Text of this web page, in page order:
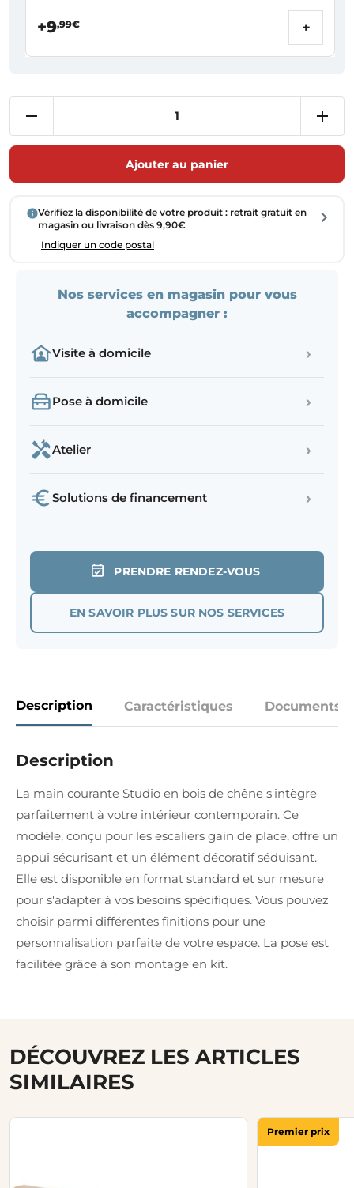
+9,99€ +
Ajouter au panier
Vérifiez la disponibilité de votre produit : retrait gratuit en
magasin ou livraison dès 9,90€
Indiquer un code postal
Nos services en magasin pour vous
accompagner :
Visite à domicile ›
Pose à domicile ›
Atelier ›
Solutions de financement ›
PRENDRE RENDEZ-VOUS
EN SAVOIR PLUS SUR NOS SERVICES
Description Caractéristiques Documents
Description
La main courante Studio en bois de chêne s'intègre
parfaitement à votre intérieur contemporain. Ce
modèle, conçu pour les escaliers gain de place, offre un
appui sécurisant et un élément décoratif séduisant.
Elle est disponible en format standard et sur mesure
pour s'adapter à vos besoins spécifiques. Vous pouvez
choisir parmi différentes finitions pour une
personnalisation parfaite de votre espace. La pose est
facilitée grâce à son montage en kit.
DÉCOUVREZ LES ARTICLES
SIMILAIRES
Premier prix